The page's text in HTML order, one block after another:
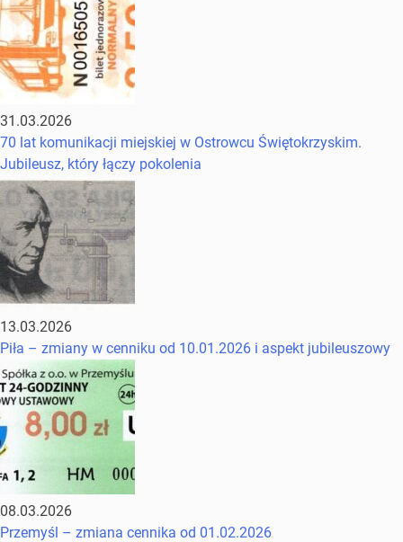
31.03.2026
70 lat komunikacji miejskiej w Ostrowcu Świętokrzyskim.
Jubileusz, który łączy pokolenia
13.03.2026
Piła – zmiany w cenniku od 10.01.2026 i aspekt jubileuszowy
08.03.2026
Przemyśl – zmiana cennika od 01.02.2026